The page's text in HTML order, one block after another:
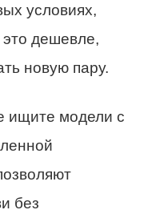
условиях,
дешевле,
новую пару.
ищите модели с
без